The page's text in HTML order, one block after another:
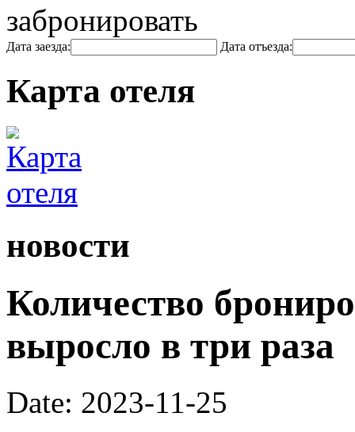
забронировать
Дата заезда: Дата отъезда:
Карта отеля
новости
Количество
выросло в три раза
Date: 2023-11-25